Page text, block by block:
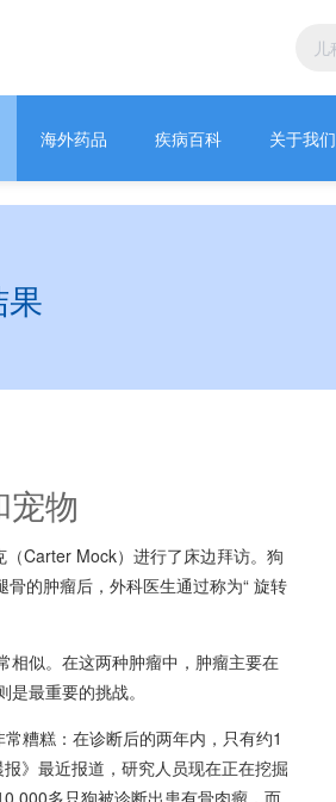
海外药品 疾病百科 关于我们
宠物
Carter Mock）进行了床边拜访。狗
的肿瘤后，外科医生通过称为“旋转
相似。在这两种肿瘤中，肿瘤主要在
最重要的挑战。
糟糕：在诊断后的两年内，只有约1
》 最近报道，研究人员现在正在挖掘
多只狗被诊断出患有骨肉瘤，而